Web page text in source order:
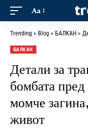
Aa
Trending > Blog > БАЛКАН >
БАЛКАН
Детали за
бомбата пред
момче
живот